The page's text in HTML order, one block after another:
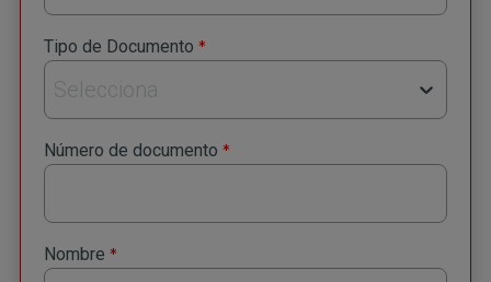
Tipo de Documento *
Selecciona
Número de documento *
Nombre *